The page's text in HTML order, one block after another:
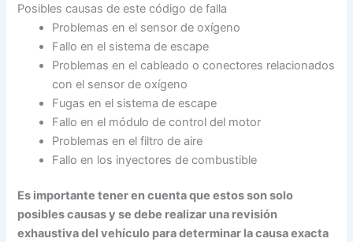
Posibles causas de este código de falla
Problemas en el sensor de oxígeno
Fallo en el sistema de escape
Problemas en el cableado o conectores relacionados
con el sensor de oxígeno
Fugas en el sistema de escape
Fallo en el módulo de control del motor
Problemas en el filtro de aire
Fallo en los inyectores de combustible
Es importante tener en cuenta que estos son solo
posibles causas y se debe realizar una revisión
exhaustiva del vehículo para determinar la causa exacta